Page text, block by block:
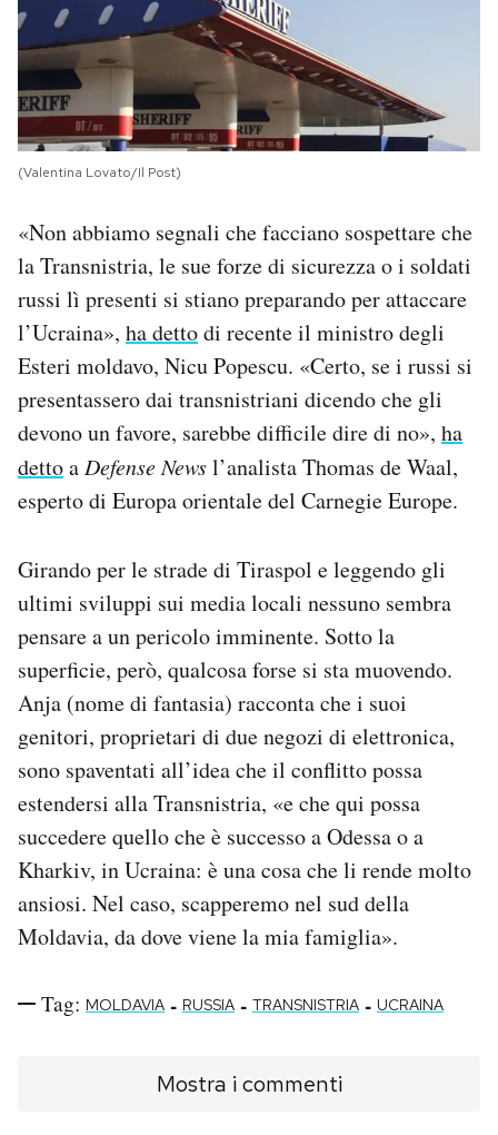
(Valentina Lovato/Il Post)
«Non abbiamo segnali che facciano sospettare che
la Transnistria, le sue forze di sicurezza o i soldati
russi lì presenti si stiano preparando per attaccare
l’Ucraina», ha dettodi recente il ministro degli
Esteri moldavo, Nicu Popescu. «Certo, se i russi si
presentassero dai transnistriani dicendo che gli
devono un favore, sarebbe difficile dire di no», ha
dettoa Defense Newsl’analista Thomas de Waal,
esperto di Europa orientale del Carnegie Europe.
Girando per le strade di Tiraspol e leggendo gli
ultimi sviluppi sui media locali nessuno sembra
pensare a un pericolo imminente. Sotto la
superficie, però, qualcosa forse si sta muovendo.
Anja (nome di fantasia) racconta che i suoi
genitori, proprietari di due negozi di elettronica,
sono spaventati all’idea che il conflitto possa
estendersi alla Transnistria, «e che qui possa
succedere quello che è successo a Odessa o a
Kharkiv, in Ucraina: è una cosa che li rende molto
ansiosi. Nel caso, scapperemo nel sud della
Moldavia, da dove viene la mia famiglia».
Tag: MOLDAVIA - RUSSIA - TRANSNISTRIA - UCRAINA
Mostra i commenti